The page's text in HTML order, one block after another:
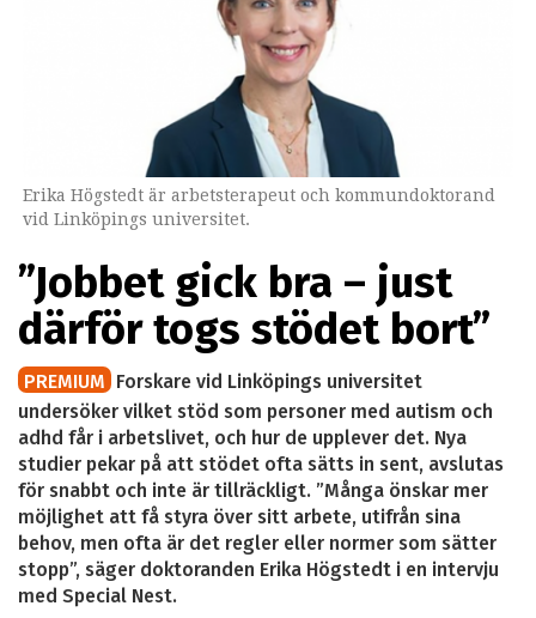
Erika Högstedt är arbetsterapeut och kommundoktorand
vid Linköpings universitet.
”Jobbet gick bra – just
därför togs stödet bort”
PREMIUM Forskare vid Linköpings universitet
undersöker vilket stöd som personer med autism och
adhd får i arbetslivet, och hur de upplever det. Nya
studier pekar på att stödet ofta sätts in sent, avslutas
för snabbt och inte är tillräckligt. ”Många önskar mer
möjlighet att få styra över sitt arbete, utifrån sina
behov, men ofta är det regler eller normer som sätter
stopp”, säger doktoranden Erika Högstedt i en intervju
med Special Nest.